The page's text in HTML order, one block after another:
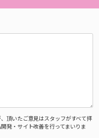
頂いたご意見はスタッフがすべて拝
発・サイト改善を行ってまいりま